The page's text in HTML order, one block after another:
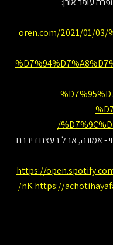
oren.com/2021/01/03/
- אמונה, אבל בעצם דיברנו
https://
nKhttps://